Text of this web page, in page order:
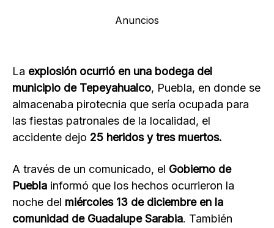
Anuncios
La explosión ocurrió en una bodega del
municipio de Tepeyahualco, Puebla, en donde se
almacenaba pirotecnia que sería ocupada para
las fiestas patronales de la localidad, el
accidente dejo 25 heridos y tres muertos.
A través de un comunicado, el Gobierno de
Puebla informó que los hechos ocurrieron la
noche del miércoles 13 de diciembre en la
comunidad de Guadalupe Sarabia. También